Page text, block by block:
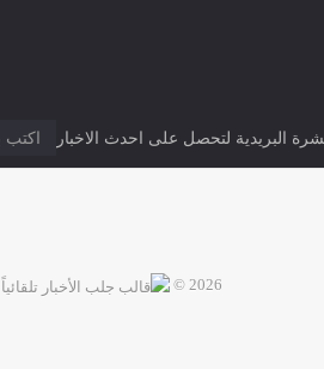
البريدية لتحصل على احدث الاخبار
2026 ©